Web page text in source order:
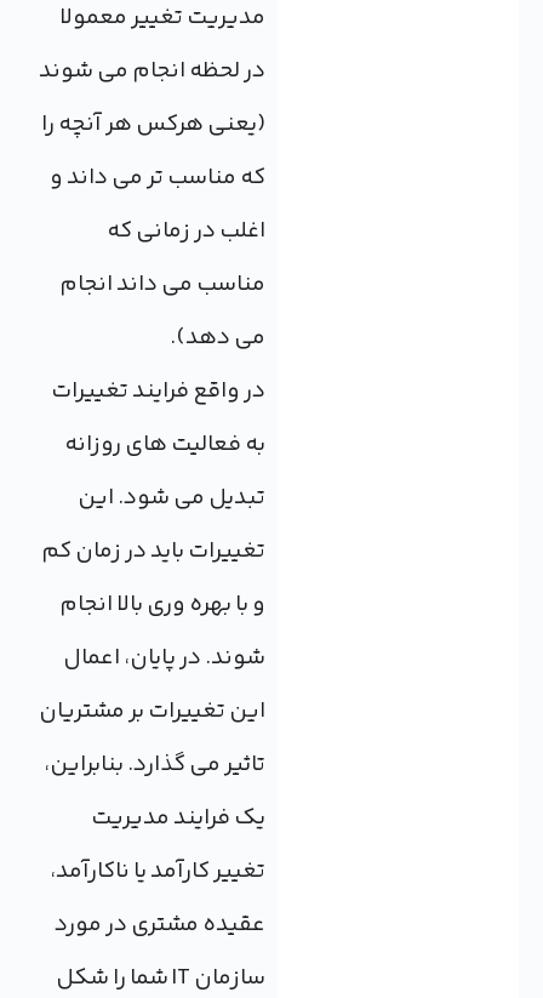
مدیریت تغییر معمولا
در لحظه انجام می شوند
(یعنی هرکس هر آنچه را
که مناسب تر می داند و
اغلب در زمانی که
مناسب می داند انجام
می دهد).
در واقع فرایند تغییرات
به فعالیت های روزانه
تبدیل می شود. این
تغییرات باید در زمان کم
و با بهره وری بالا انجام
شوند. در پایان، اعمال
این تغییرات بر مشتریان
تاثیر می گذارد. بنابراین،
یک فرایند مدیریت
تغییر کارآمد یا ناکارآمد،
عقیده مشتری در مورد
سازمان IT شما را شکل